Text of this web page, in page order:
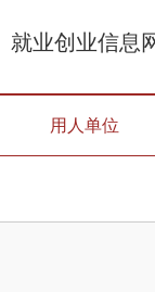
就业创业信息
用人单位